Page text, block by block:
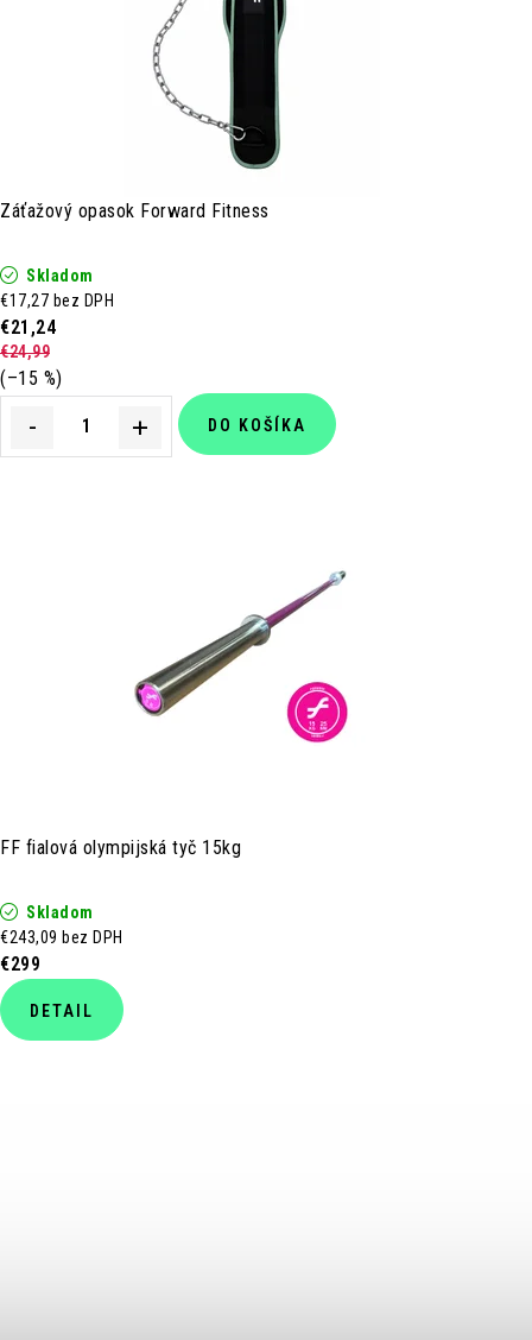
Záťažový opasok Forward Fitness
Skladom
€17,27 bez DPH
€21,24
€24,99
(–15 %)
DO KOŠÍKA
FF fialová olympijská tyč 15kg
Skladom
€243,09 bez DPH
€299
DETAIL